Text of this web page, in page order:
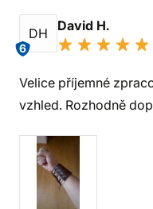
DH
6
David H.
Velice příjemné
vzhled. Rozhodně